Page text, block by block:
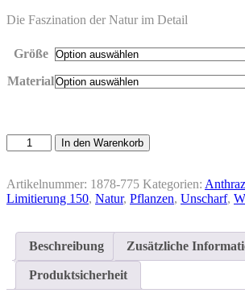
Die Faszination der Natur im Detail
Größe
Material
Flower
Cloud
01
Menge
In den Warenkorb
Artikelnummer: 1878-775 Kategorien:
Limitierung 150, Natur, Pflanzen, Unscharf,
Beschreibung Zusätzliche
Produktsicherheit